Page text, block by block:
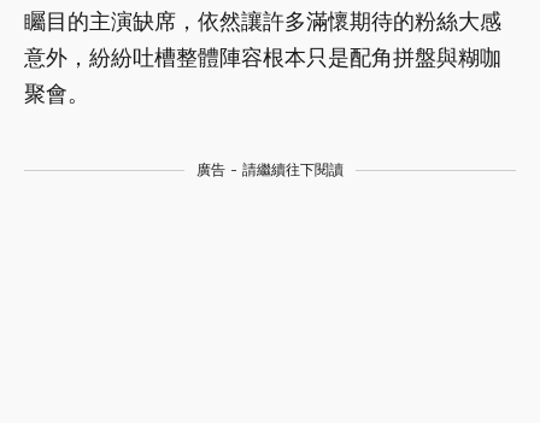
矚目的主演缺席，依然讓許多滿懷期待的粉絲大感
意外，紛紛吐槽整體陣容根本只是配角拼盤與糊咖
聚會。
廣告 - 請繼續往下閱讀